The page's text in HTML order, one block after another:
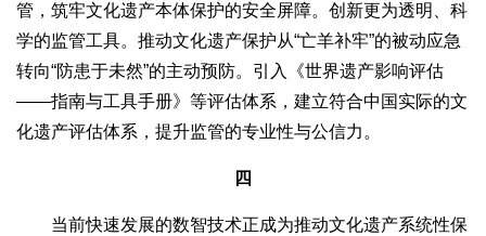
管，筑牢文化遗产本体保护的安全屏障。创新更为透明、科
学的监管工具。推动文化遗产保护从“亡羊补牢”的被动应急
转向“防患于未然”的主动预防。引入《世界遗产影响评估
——指南与工具手册》等评估体系，建立符合中国实际的文
化遗产评估体系，提升监管的专业性与公信力。
四
当前快速发展的数智技术正成为推动文化遗产系统性保